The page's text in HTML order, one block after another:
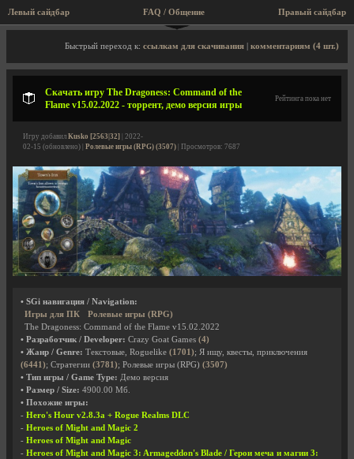
Левый сайдбар Правый сайдбар
FAQ / Общение
Описание игры, торрент, скриншоты, видео
Быстрый переход к: ссылкам для скачивания комментариям (4 шт.)
Скачать игру The Dragoness: Command of the
Flame v15.02.2022 - торрент, демо версия игры
Рейтинга пока нет
Игру добавил Kusko [2563|32] | 2022-
02-15 (обновлено) | Ролевые игры (RPG) (3507) | Просмотров: 7687
• SGi навигация / Navigation:
Игры для ПК
Ролевые игры (RPG)
The Dragoness: Command of the Flame v15.02.2022
• Разработчик / Developer: Crazy Goat Games (4)
• Жанр / Genre: Текстовые, Roguelike (1701); Я ищу, квесты, приключения
(6441); Стратегии (3781); Ролевые игры (RPG) (3507)
• Тип игры / Game Type: Демо версия
• Размер / Size: 4900.00 Мб.
• Похожие игры:
- Hero's Hour v2.8.3a + Rogue Realms DLC
- Heroes of Might and Magic 2
- Heroes of Might and Magic
- Heroes of Might and Magic 3: Armageddon's Blade / Герои меча и магии 3: